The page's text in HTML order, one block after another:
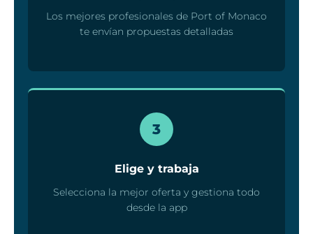
Los mejores profesionales de Port of Monaco
te envían propuestas detalladas
3
Elige y trabaja
Selecciona la mejor oferta y gestiona todo
desde la app